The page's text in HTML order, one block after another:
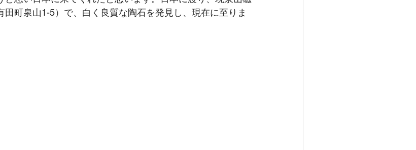
町泉山1-5）で、白く良質な陶石を発見し、現在に至りま